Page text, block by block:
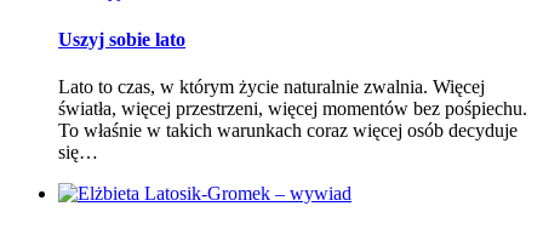
Uszyj sobie lato
Lato to czas, w którym życie naturalnie zwalnia. Więcej
światła, więcej przestrzeni, więcej momentów bez pośpiechu.
To właśnie w takich warunkach coraz więcej osób decyduje
się…